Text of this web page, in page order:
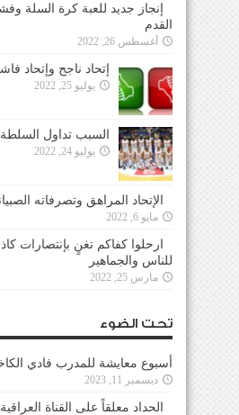
إنجاز جديد للعبة كرة السلة
القدم
أغسطس 26, 2022
إتحاد ناجح وإتحاد
يوليو 25, 2022
السبب تداول السلطة
يوليو 24, 2022
الإتحاد المراهق وتصرفاته
مايو 6, 2022
ارحلوا كفاكم تغنٍ بإنتصارات
للناس والجماهير
مارس 25, 2022
تحت الضوء
أسبوع معايشة للمدرب فادي
ديسمبر 11, 2023
الحداد معلقاً على القناة